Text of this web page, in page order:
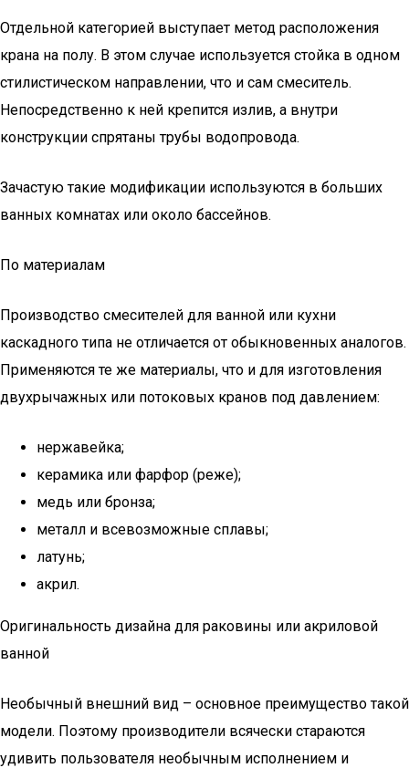
Отдельной категорией выступает метод расположения
крана на полу. В этом случае используется стойка в одном
стилистическом направлении, что и сам смеситель.
Непосредственно к ней крепится излив, а внутри
конструкции спрятаны трубы водопровода.
Зачастую такие модификации используются в больших
ванных комнатах или около бассейнов.
По материалам
Производство смесителей для ванной или кухни
каскадного типа не отличается от обыкновенных аналогов.
Применяются те же материалы, что и для изготовления
двухрычажных или потоковых кранов под давлением:
нержавейка;
керамика или фарфор (реже);
медь или бронза;
металл и всевозможные сплавы;
латунь;
акрил.
Оригинальность дизайна для раковины или акриловой
ванной
Необычный внешний вид – основное преимущество такой
модели. Поэтому производители всячески стараются
удивить пользователя необычным исполнением и